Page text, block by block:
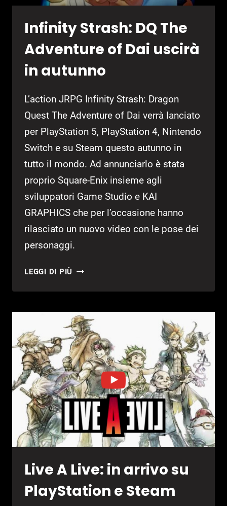
Infinity Strash: DQ The
Adventure of Dai uscirà
in autunno
L’action JRPG Infinity Strash: Dragon
Quest The Adventure of Dai verrà lanciato
per PlayStation 5, PlayStation 4, Nintendo
Switch e su Steam questo autunno in
tutto il mondo. Ad annunciarlo è stata
proprio Square-Enix insieme agli
sviluppatori Game Studio e KAI
GRAPHICS che per l’occasione hanno
rilasciato un nuovo video con le pose dei
personaggi.
LEGGI DI PIÙ INFINITY
DQ
ADVENTURE
OF
DAI
USCIRÀ
IN
AUTUNNO
Live A Live: in arrivo su
PlayStation e Steam